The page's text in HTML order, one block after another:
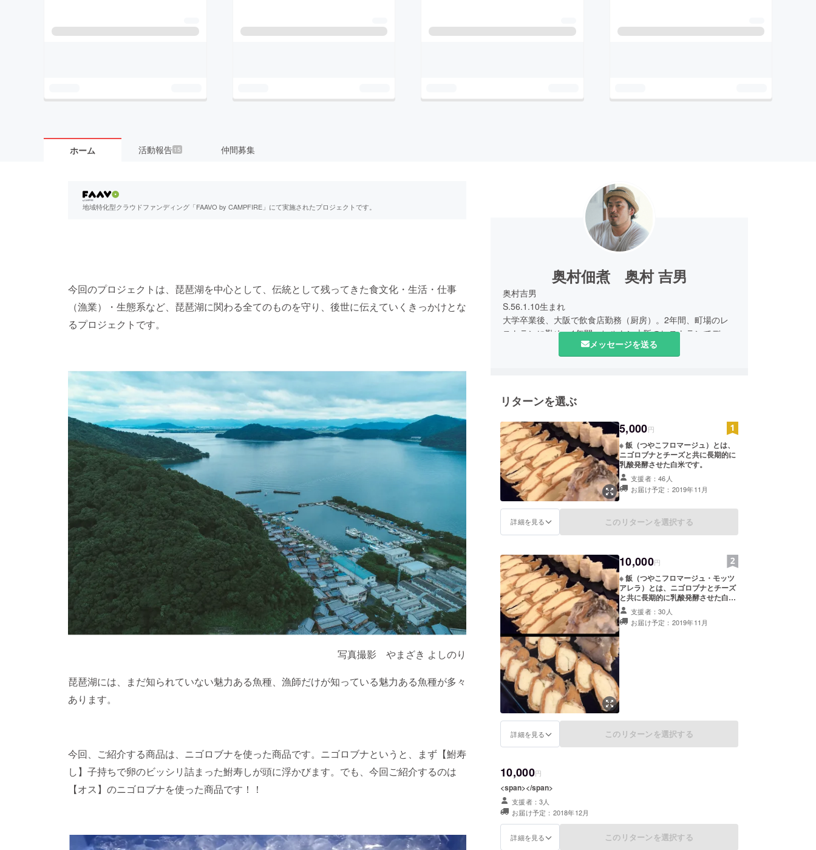
ホーム 活動報告 15 仲間募集
地域特化型クラウドファンディング「FAAVO by CAMPFIRE」にて実施されたプロジェクトです。
今回のプロジェクトは、琵琶湖を中心として、伝統として残ってきた食文化・生活・仕事
（漁業）・生態系など、琵琶湖に関わる全てのものを守り、後世に伝えていくきっかけとな
るプロジェクトです。
写真撮影 やまざき よしのり
琵琶湖には、まだ知られていない魅力ある魚種、漁師だけが知っている魅力ある魚種が多々
あります。
今回、ご紹介する商品は、ニゴロブナを使った商品です。ニゴロブナというと、まず【鮒寿
し】子持ちで卵のビッシリ詰まった鮒寿しが頭に浮かびます。でも、今回ご紹介するのは
【オス】のニゴロブナを使った商品です！！
奥村佃煮 奥村 吉男
奥村吉男
S.56.1.10生まれ
大学卒業後、大阪で飲食店勤務（厨房）。2年間、町場のレ
ストランに勤め、1年間、ヒルトン大阪のレストランでデ
シャップとして勤務。
25歳の時、家業である株式会社奥村佃煮に入社。
歳。
沖島の漁師から水揚げされる湖魚の仕入の担当として、毎日
魚港へと向かう。
製造は、補助として異物の除去作業・鍋のサポートなどから
スタートし、現在に至る。
27歳の時、近江佃煮庵 遠久邑 小幡店をテナントでオープ
ンし、店長として販売業務を始める。
32歳の時、八幡掘の畔にある文化財に指定された蔵に店舗を
移転させる。遠久邑 八幡掘店オープン。
現在、これまでの業務はもちろん、伝統を新しいムーブメン
「はじめての鮒寿し」や、廃棄される湖魚を使った商品開発
など、琵琶湖の新しい魅力の発信に力を入れている。
所属団体
全国調理食品加工業協同組合「近畿ブロック会」
日本料理アカデミー「滋賀支部」
滋賀県水産加工業協同組合「青年部」
水産後継者連絡協議会
近江八幡市商工会議所「青年部 はちまん青年経営者会」
食品衛生協会「衛生指導員」
メッセージを送る
リターンを選ぶ
5,000円
※ 飯（つやこフロマージュ）とは、
ニゴロブナとチーズと共に長期的に
乳酸発酵させた白米です。
支援者：46人
お届け予定：2019年11月
詳細を見る このリターンを選択する
10,000円
※ 飯（つやこフロマージュ・モッツ
アレラ）とは、ニゴロブナとチーズ
と共に長期的に乳酸発酵させた白米
です。支援者：30人
お届け予定：2019年11月
詳細を見る このリターンを選択する
10,000円
<span></span>
支援者：3人
お届け予定：2018年12月
詳細を見る このリターンを選択する